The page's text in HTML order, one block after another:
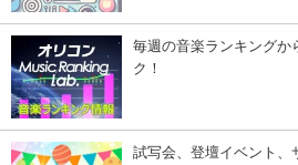
毎週の音楽ランキングか
ク！
試写会、登壇イベント、